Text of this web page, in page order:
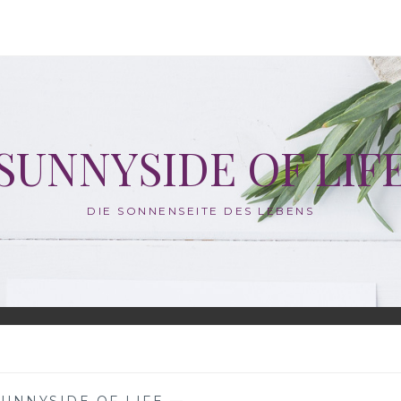
OF
DIE SONNENSEITE DES LEBENS